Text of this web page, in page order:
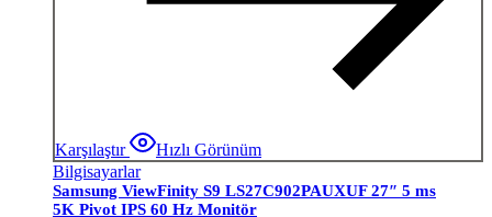
Karşılaştır
Hızlı Görünüm
Bilgisayarlar
Samsung ViewFinity S9 LS27C902PAUXUF 27″ 5 ms
5K Pivot IPS 60 Hz Monitör